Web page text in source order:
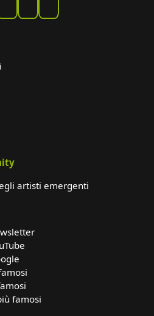
artisti emergenti
famosi